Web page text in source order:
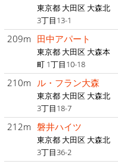
東京都 大田区 大森北
3丁目13-1
209m 田中アパート
東京都 大田区 大森本
町 1丁目10-18
210m ル・フラン大森
東京都 大田区 大森北
3丁目18-7
212m 磐井ハイツ
東京都 大田区 大森北
3丁目36-2